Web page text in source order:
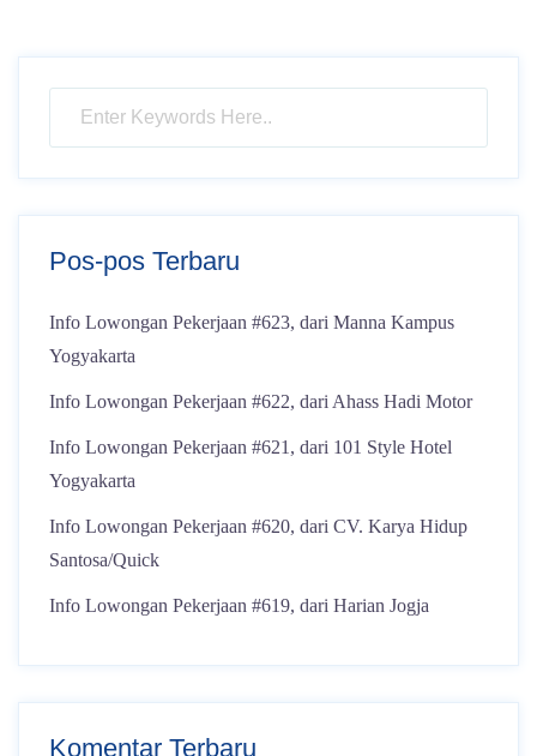
Pos-pos Terbaru
Info Lowongan Pekerjaan #623, dari Manna Kampus
Yogyakarta
Info Lowongan Pekerjaan #622, dari Ahass Hadi Motor
Info Lowongan Pekerjaan #621, dari 101 Style Hotel
Yogyakarta
Info Lowongan Pekerjaan #620, dari CV. Karya Hidup
Santosa/Quick
Info Lowongan Pekerjaan #619, dari Harian Jogja
Komentar Terbaru